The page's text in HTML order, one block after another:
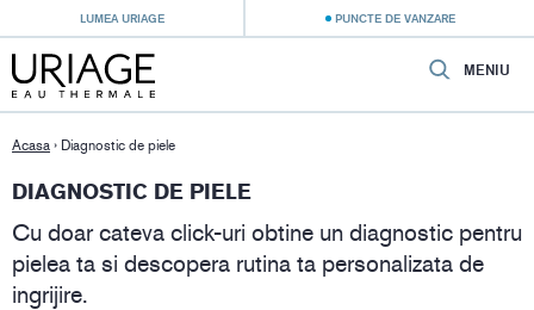
LUMEA URIAGE PUNCTE DE VANZARE
MENIU
Acasa › Diagnostic de piele
DIAGNOSTIC DE PIELE
Cu doar cateva click-uri obtine un diagnostic pentru
pielea ta si descopera rutina ta personalizata de
ingrijire.